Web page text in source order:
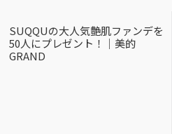
SUQQUの大人気艶肌ファンデを
50人にプレゼント！｜美的
GRAND